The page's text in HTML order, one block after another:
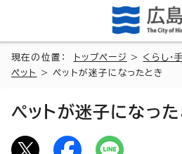
現在の位置： トップページ > くらし・
ペット
> ペットが迷子になったとき
ペットが迷子になっ